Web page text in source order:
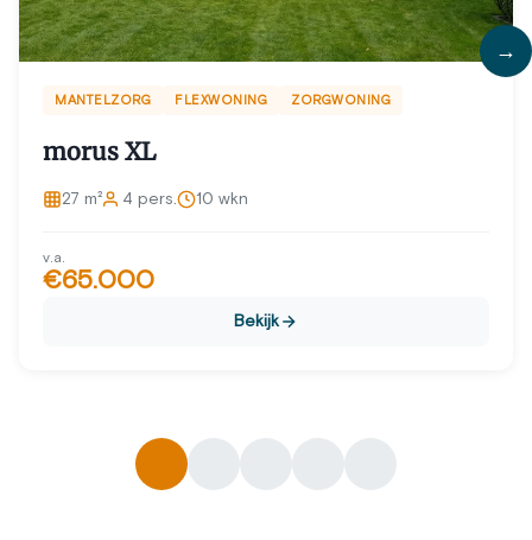
MANTELZORG FLEXWONING ZORGWONING
morus XL
27 m² 4 pers. 10 wkn
v.a.
€65.000
Bekijk